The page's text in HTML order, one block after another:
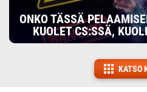
ONKO TÄSSÄ
KUOLET CS:SSÄ,
KATSO